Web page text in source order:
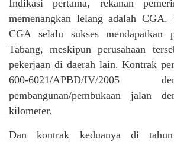
Indikasi pertama, rekanan
memenangkan lelang adalah CGA.
CGA selalu sukses mendapatkan
Tabang, meskipun perusahaan
pekerjaan di daerah lain. Kontrak
600-6021/APBD/IV/2005
pembangunan/pembukaan jalan
kilometer.
Dan kontrak keduanya di